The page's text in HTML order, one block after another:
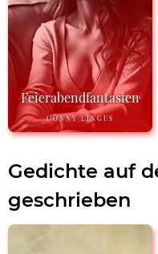
Feierabendfantasien
CONNY LINGUS
Gedichte auf
geschrieben